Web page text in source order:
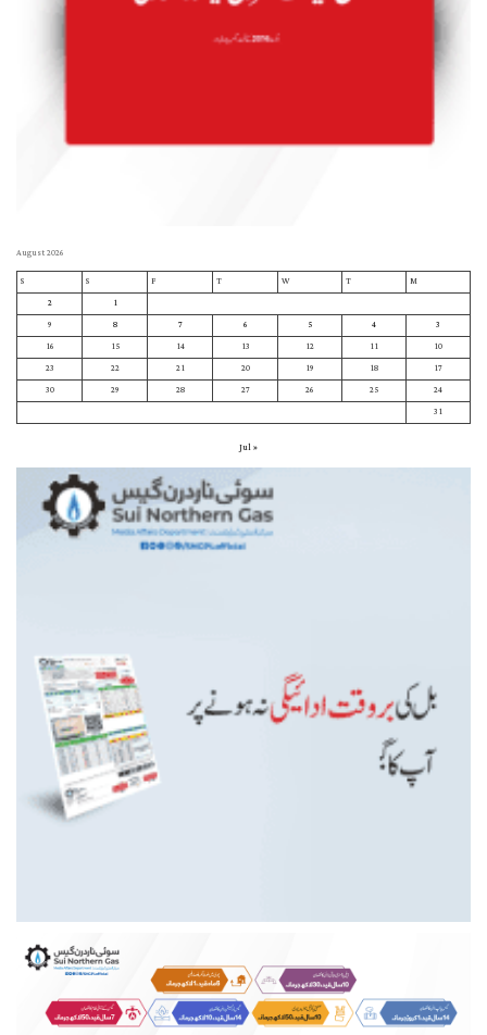
August 2026
M
T
W
T
F
S
S
1
2
3
4
5
6
7
8
9
10
11
12
13
14
15
16
17
18
19
20
21
22
23
24
25
26
27
28
29
30
31
« Jul